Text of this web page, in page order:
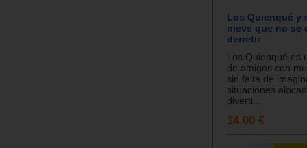
Los Quienqué y
nieve que no se
derretir
Los Quienqué es
de amigos con
sin falta de
situaciones
diverti...
14.00 €